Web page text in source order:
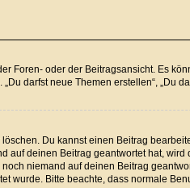
Foren- oder der Beitragsansicht. Es
darfst neue Themen erstellen“, „Du
Du kannst einen Beitrag
deinen Beitrag geantwortet hat,
niemand auf deinen Beitrag
wurde. Bitte beachte, dass normale